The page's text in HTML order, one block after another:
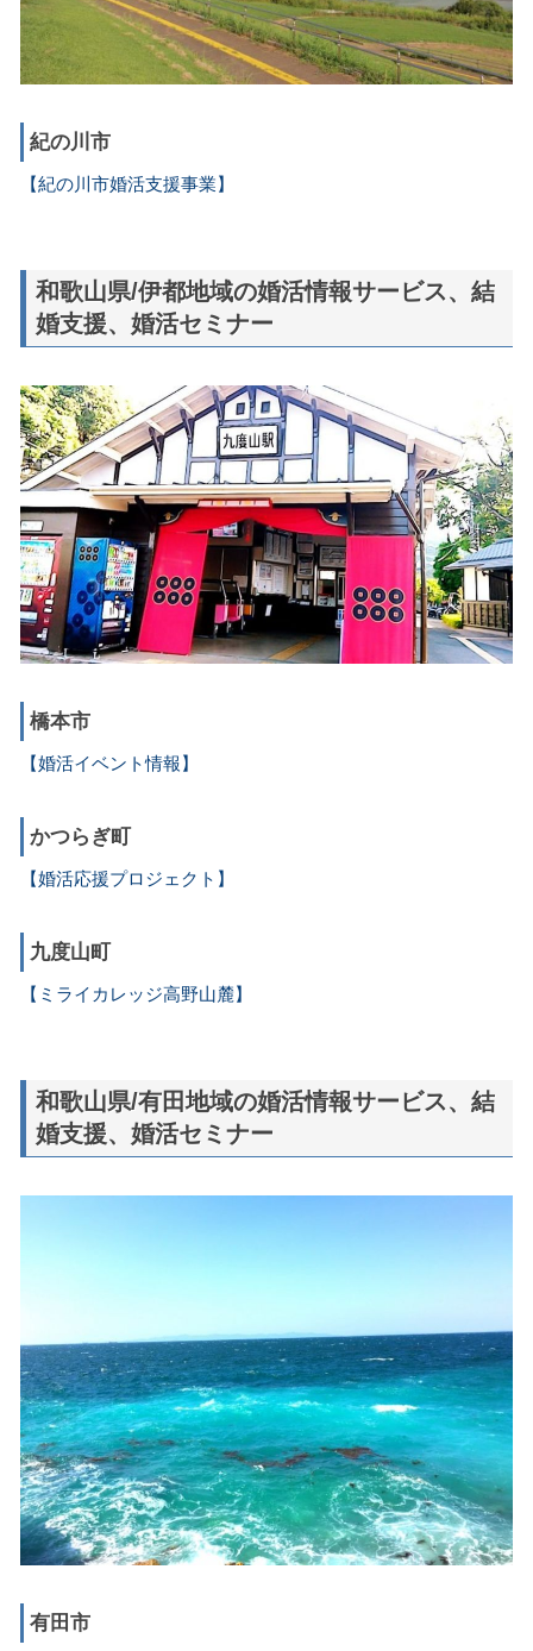
紀の川市
【紀の川市婚活支援事業】
和歌山県/伊都地域の婚活情報サービス、結
婚支援、婚活セミナー
橋本市
【婚活イベント情報】
かつらぎ町
【婚活応援プロジェクト】
九度山町
【ミライカレッジ高野山麓】
和歌山県/有田地域の婚活情報サービス、結
婚支援、婚活セミナー
有田市